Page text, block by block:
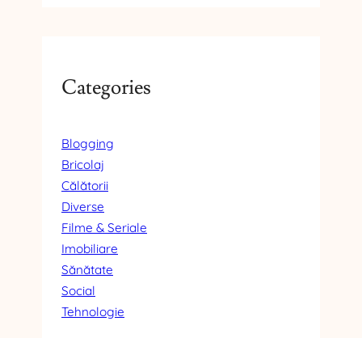
Categories
Blogging
Bricolaj
Călătorii
Diverse
Filme & Seriale
Imobiliare
Sănătate
Social
Tehnologie